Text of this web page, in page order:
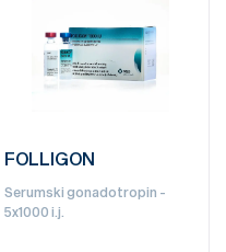
FOLLIGON
Serumski gonadotropin -
5x1000 i.j.